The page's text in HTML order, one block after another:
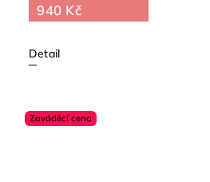
940 Kč
Detail
Zaváděcí cena